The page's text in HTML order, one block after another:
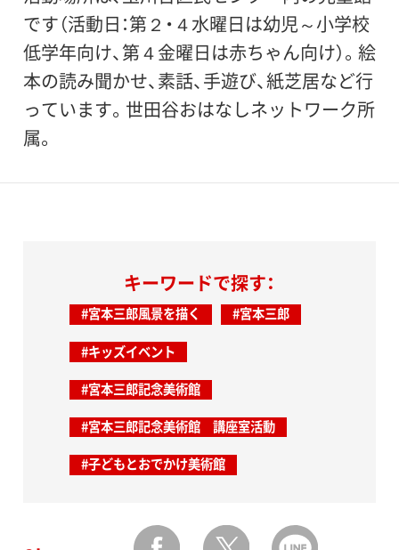
です（活動日：第２・４水曜日は幼児～小学校
低学年向け、第４金曜日は赤ちゃん向け）。絵
本の読み聞かせ、素話、手遊び、紙芝居など行
っています。世田谷おはなしネットワーク所
属。
キーワードで探す：
#宮本三郎風景を描く #宮本三郎
#キッズイベント
#宮本三郎記念美術館
#宮本三郎記念美術館 講座室活動
#子どもとおでかけ美術館